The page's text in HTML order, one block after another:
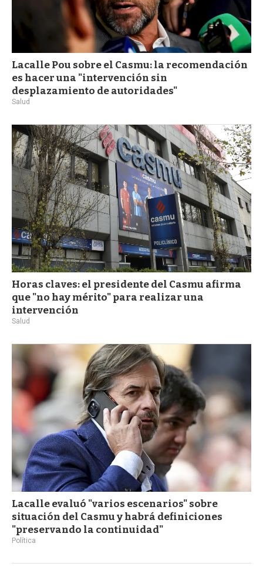
Lacalle Pou sobre el Casmu: la recomendación
es hacer una "intervención sin
desplazamiento de autoridades"
Salud
Horas claves: el presidente del Casmu afirma
que "no hay mérito" para realizar una
intervención
Salud
Lacalle evaluó "varios escenarios" sobre
situación del Casmu y habrá definiciones
"preservando la continuidad"
Política